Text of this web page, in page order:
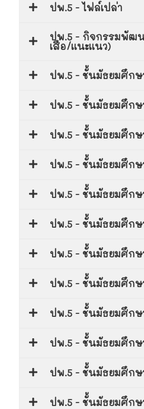
ปพ.5 - ไฟล์เปล่า
ปพ.5 - กิจกรรมพัฒ
เสือ/แนะแนว)
ปพ.5 - ชั้นมัธยมศึกษ
ปพ.5 - ชั้นมัธยมศึกษ
ปพ.5 - ชั้นมัธยมศึก
ปพ.5 - ชั้นมัธยมศึกษ
ปพ.5 - ชั้นมัธยมศึกษ
ปพ.5 - ชั้นมัธยมศึก
ปพ.5 - ชั้นมัธยมศึก
ปพ.5 - ชั้นมัธยมศึก
ปพ.5 - ชั้นมัธยมศึกษ
ปพ.5 - ชั้นมัธยมศึก
ปพ.5 - ชั้นมัธยมศึก
ปพ.5 - ชั้นมัธยมศึก